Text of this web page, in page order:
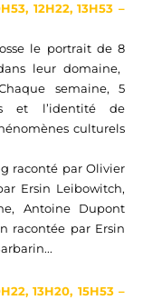
, 12H22,13H53 –
le portrait de 8
leur domaine,
semaine, 5
et l’identité de
culturels
raconté par Olivier
Ersin Leibowitch,
Antoine Dupont
racontée par Ersin
13H20, 15H53 –